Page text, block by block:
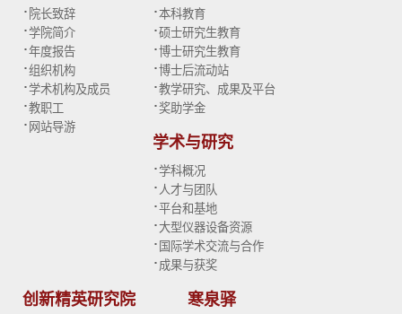
· 院长致辞
·学院简介
·年度报告
·组织机构
·学术机构及成员
·教职工
· 网站导游
·本科教育
·硕士研究生教育
·博士研究生教育
·博士后流动站
·教学研究、成果及平台
·奖助学金
学术与研究
·学科概况
· 人才与团队
·平台和基地
·大型仪器设备资源
· 国际学术交流与合作
· 成果与获奖
创新精英研究院 寒泉驿